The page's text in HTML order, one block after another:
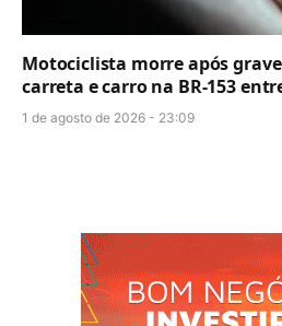
Motociclista morre após
carreta e carro na BR-153
1 de agosto de 2026 - 23:09